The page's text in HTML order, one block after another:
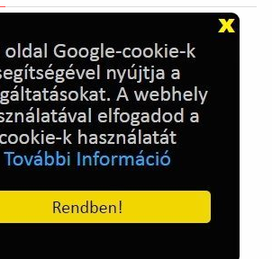
Homokos tengerpart, Lido di Jesolo,
Olaszország
2025. Oct. 28.
Tengeri kutya - Jesolo, Olaszország
2025. Oct. 28.